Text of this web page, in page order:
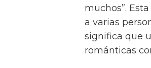
muchos”.
a varias
significa que
románticas